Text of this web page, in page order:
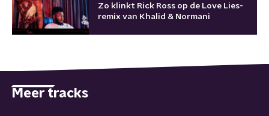
Zo klinkt Rick Ross op de Love Lies-
remix van Khalid & Normani
Meer tracks